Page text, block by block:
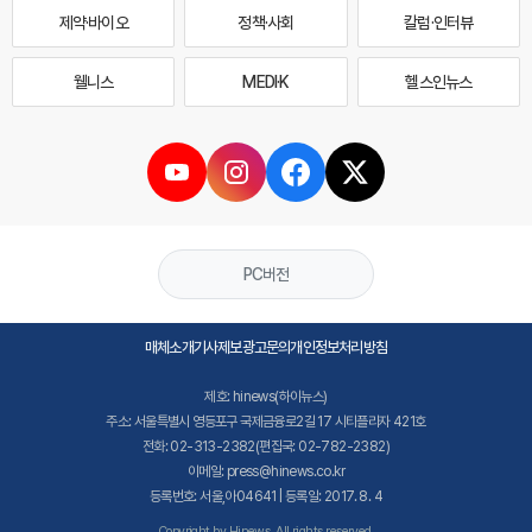
제약·바이오 정책·사회 칼럼·인터뷰
웰니스 MEDI·K 헬스인뉴스
PC버전
매체소개기사제보광고문의개인정보처리방침
제호: hinews(하이뉴스)
주소: 서울특별시 영등포구 국제금융로2길 17 시티플라자 421호
전화: 02-313-2382(편집국: 02-782-2382)
이메일: press@hinews.co.kr
등록번호: 서울,아04641 | 등록일: 2017. 8. 4